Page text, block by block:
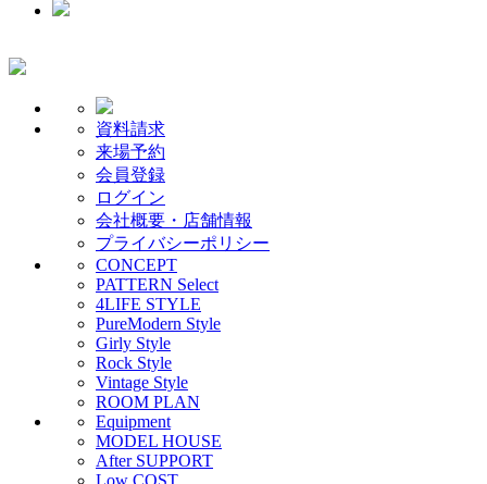
資料請求
来場予約
会員登録
ログイン
会社概要・店舗情報
プライバシーポリシー
CONCEPT
PATTERN Select
4LIFE STYLE
PureModern Style
Girly Style
Rock Style
Vintage Style
ROOM PLAN
Equipment
MODEL HOUSE
After SUPPORT
Low COST